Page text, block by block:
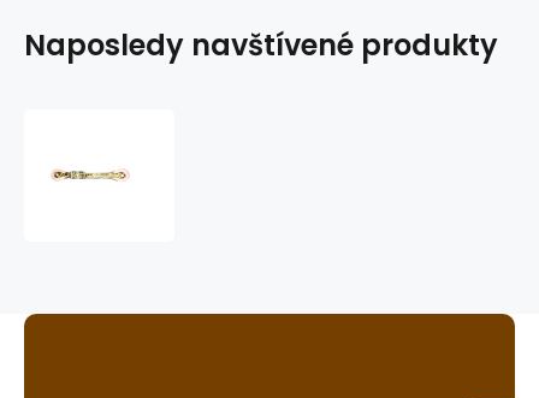
Naposledy navštívené produkty